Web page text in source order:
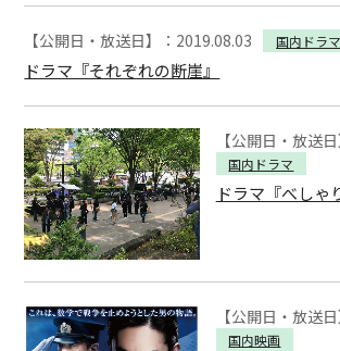
【公開日・放送日】：2019.08.03 国内ドラマ
ドラマ『それぞれの断崖』
【公開日・放送
国内ドラマ
ドラマ『べしゃ
【公開日・放送
国内映画